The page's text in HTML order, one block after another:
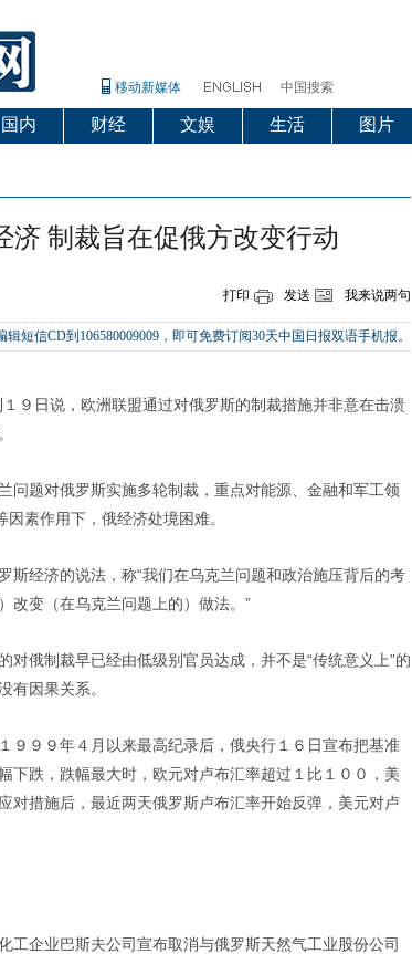
移动新媒体 中国搜索
国内 财经 文娱 生活 图片
济 制裁旨在促俄方改变行动
打印 发送 我来说两句
辑短信CD到106580009009，即可免费订阅30天中国日报双语手机报。
日说，欧洲联盟通过对俄罗斯的制裁措施并非意在击溃
题对俄罗斯实施多轮制裁，重点对能源、金融和军工领
素作用下，俄经济处境困难。
经济的说法，称“我们在乌克兰问题和政治施压背后的考
改变（在乌克兰问题上的）做法。”
俄制裁早已经由低级别官员达成，并不是“传统意义上”的
有因果关系。
９９年４月以来最高纪录后，俄央行１６日宣布把基准
下跌，跌幅最大时，欧元对卢布汇率超过１比１００，美
对措施后，最近两天俄罗斯卢布汇率开始反弹，美元对卢
企业巴斯夫公司宣布取消与俄罗斯天然气工业股份公司